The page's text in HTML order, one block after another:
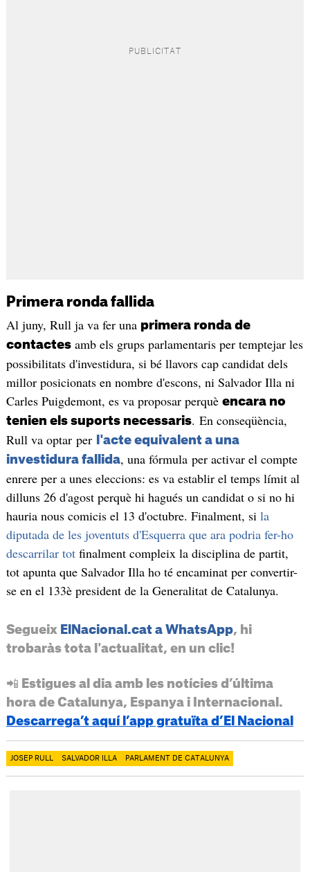
Primera ronda fallida
Al juny, Rull ja va fer una primera ronda de
contactesamb els grups parlamentaris per temptejar les
possibilitats d'investidura, si bé llavors cap candidat dels
millor posicionats en nombre d'escons, ni Salvador Illa ni
Carles Puigdemont, es va proposar perquè encara no
tenien els suports necessaris. En conseqüència,
Rull va optar per
l'acte equivalent a una
investidura fallida, una fórmula per activar el compte
enrere per a unes eleccions: es va establir el temps límit al
dilluns 26 d'agost perquè hi hagués un candidat o si no hi
hauria nous comicis el 13 d'octubre. Finalment, si la
diputada de les joventuts d'Esquerra que ara podria fer-ho
descarrilar totfinalment compleix la disciplina de partit,
tot apunta que Salvador Illa ho té encaminat per convertir-
se en el 133è president de la Generalitat de Catalunya.
Segueix ElNacional.cat a WhatsApp, hi
trobaràs tota l'actualitat, en un clic!
📲 Estigues al dia amb les notícies d’última
hora de Catalunya, Espanya i Internacional.
Descarrega’t aquí l’app gratuïta d’El Nacional
JOSEP RULL SALVADOR ILLA PARLAMENT DE CATALUNYA